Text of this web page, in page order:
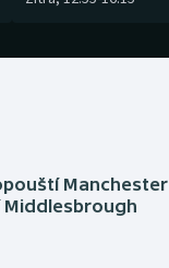
Manchester